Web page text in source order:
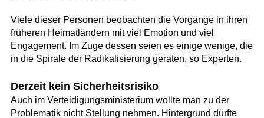
Viele dieser Personen beobachten die Vorgänge in ihren
früheren Heimatländern mit viel Emotion und viel
Engagement. Im Zuge dessen seien es einige wenige, die
in die Spirale der Radikalisierung geraten, so Experten.
Derzeit kein Sicherheitsrisiko
Auch im Verteidigungsministerium wollte man zu der
Problematik nicht Stellung nehmen. Hintergrund dürfte